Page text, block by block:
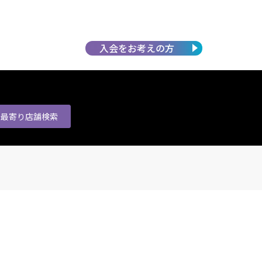
入会をお考えの方
最寄り店舗検索